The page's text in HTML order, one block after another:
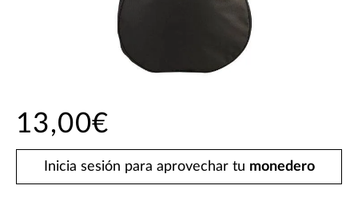
13,00€
Inicia sesión para aprovechar tu monedero